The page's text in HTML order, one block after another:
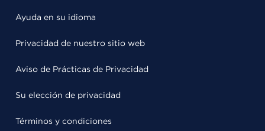
Ayuda en su idioma
Privacidad de nuestro sitio web
Aviso de Prácticas de Privacidad
Su elección de privacidad
Términos y condiciones